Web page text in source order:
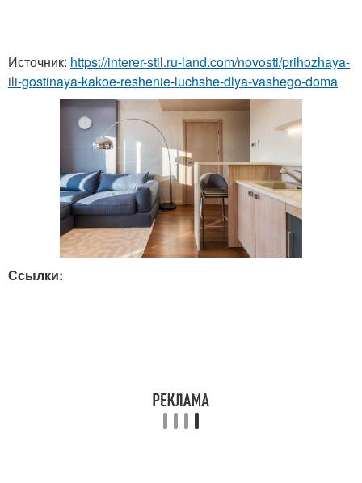
Источник: https://interer-stil.ru-land.com/novosti/prihozhaya-
ili-gostinaya-kakoe-reshenie-luchshe-dlya-vashego-doma
Ссылки: